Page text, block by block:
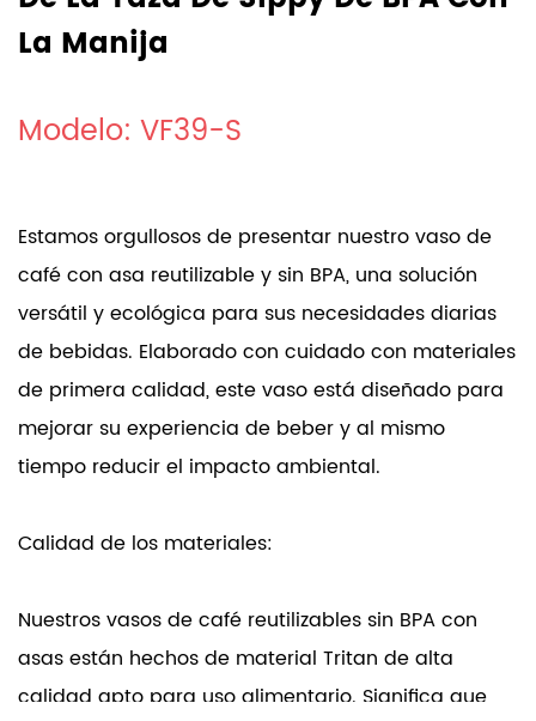
La Manija
Modelo: VF39-S
Estamos orgullosos de presentar nuestro vaso de
café con asa reutilizable y sin BPA, una solución
versátil y ecológica para sus necesidades diarias
de bebidas. Elaborado con cuidado con materiales
de primera calidad, este vaso está diseñado para
mejorar su experiencia de beber y al mismo
tiempo reducir el impacto ambiental.
Calidad de los materiales:
Nuestros vasos de café reutilizables sin BPA con
asas están hechos de material Tritan de alta
calidad apto para uso alimentario. Significa que